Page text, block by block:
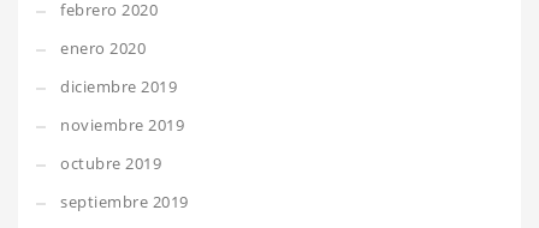
febrero 2020
enero 2020
diciembre 2019
noviembre 2019
octubre 2019
septiembre 2019